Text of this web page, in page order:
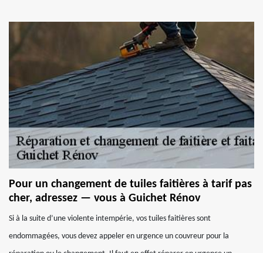
Pour un changement de tuiles faitières à tarif pas
cher, adressez — vous à Guichet Rénov
Si à la suite d’une violente intempérie, vos tuiles faitières sont
endommagées, vous devez appeler en urgence un couvreur pour la